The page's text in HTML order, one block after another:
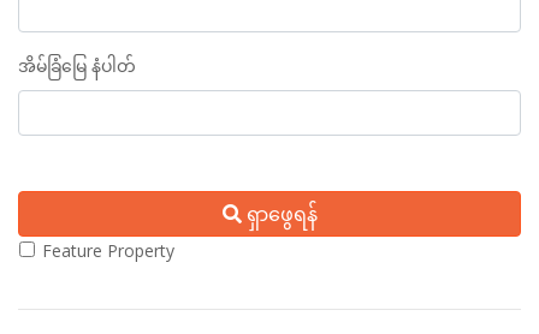
အိမ်ခြံမြေ နံပါတ်
ရှာဖွေရန်
Feature Property